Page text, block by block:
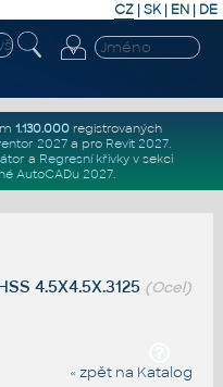
CZ | SK| EN | DE
1.130.000registrovaných
2027a pro Revit 2027.
a Regresní křivkyv sekci
AutoCADu 2027.
4.5X4.5X.3125 (Ocel)
« zpět na Katalog